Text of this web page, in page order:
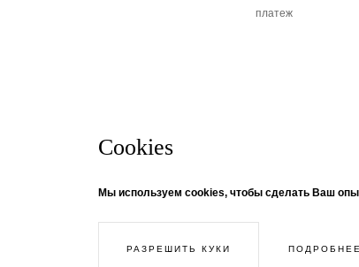
Cookies
Мы используем cookies, чтобы сделать Ваш
РАЗРЕШИТЬ КУКИ ПОДРОБНЕЕ
платеж
| Возвращение
бюллетень